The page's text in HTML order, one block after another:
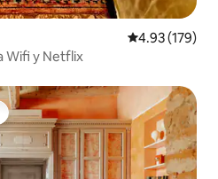
Calificación
4.93 (179)
Wifi y Netflix